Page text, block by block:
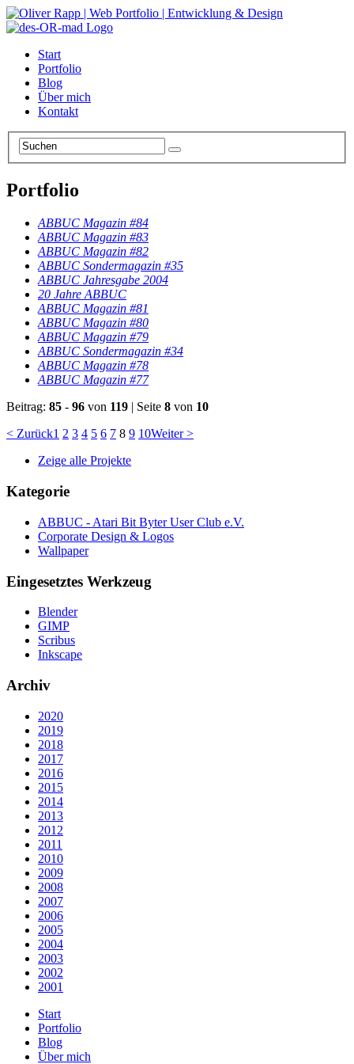
Start
Portfolio
Blog
Über mich
Kontakt
Portfolio
ABBUC Magazin #84
ABBUC Magazin #83
ABBUC Magazin #82
ABBUC Sondermagazin #35
ABBUC Jahresgabe 2004
20 Jahre ABBUC
ABBUC Magazin #81
ABBUC Magazin #80
ABBUC Magazin #79
ABBUC Sondermagazin #34
ABBUC Magazin #78
ABBUC Magazin #77
Beitrag: 85 - 96 von 119 | Seite 8 von 10
< Zurück1 2 3 4 5 6 7 8 9 10Weiter >
Zeige alle Projekte
Kategorie
ABBUC - Atari Bit Byter User Club e.V.
Corporate Design & Logos
Wallpaper
Eingesetztes Werkzeug
Blender
GIMP
Scribus
Inkscape
Archiv
2020
2019
2018
2017
2016
2015
2014
2013
2012
2011
2010
2009
2008
2007
2006
2005
2004
2003
2002
2001
Start
Portfolio
Blog
Über mich